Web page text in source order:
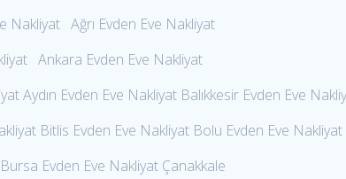
Nakliyat Ağrı Evden Eve Nakliyat
Ankara Evden Eve Nakliyat
Aydın Evden Eve Nakliyat Balıkkesir Evden Eve
Bitlis Evden Eve Nakliyat Bolu Evden Eve Nakliyat
Evden Eve Nakliyat Çanakkale